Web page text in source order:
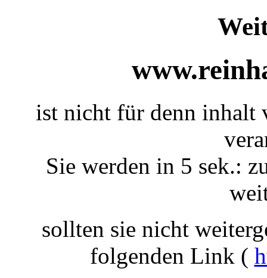
ist nicht für denn inhalt
Sie werden in 5 sek.:
sollten sie nicht
folgenden Link (